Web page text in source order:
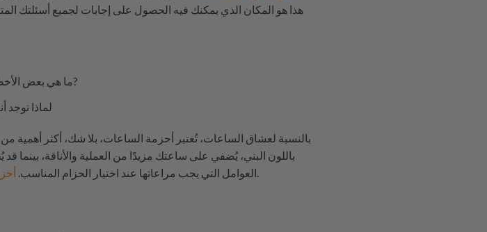
ما هي بعض?
لماذا توجد
بالنسبة لعشاق الساعات، تُعتبر أحزمة الساعات، بلا شك، أكثر أهمية
باللون البني، يُضفي على ساعتك مزيدًا من العملية والأناقة،
العوامل التي يجب مراعاتها عند اختيار الحزام المناسب.: الراحة، والمتانة، والخامة، والتوافر، والأناقة، والسعر.